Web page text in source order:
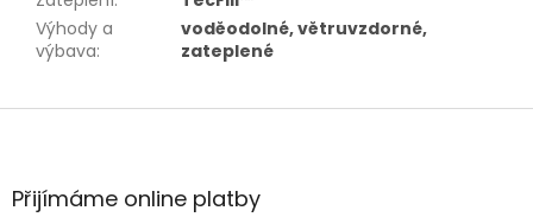
Výhody a
výbava:
voděodolné, větruvzdorné,
zateplené
Z
aPřijímáme online platby